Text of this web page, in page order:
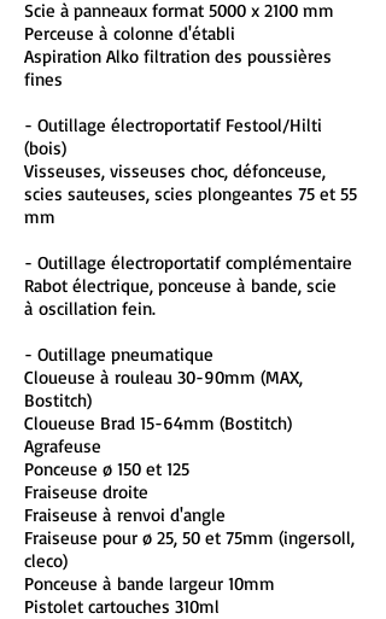
Scie à panneaux format 5000 x 2100 mm
Perceuse à colonne d'établi
Aspiration Alko filtration des poussières
fines
- Outillage électroportatif Festool/Hilti
(bois)
Visseuses, visseuses choc, défonceuse,
scies sauteuses, scies plongeantes 75 et 55
mm
- Outillage électroportatif complémentaire
Rabot électrique, ponceuse à bande, scie
à oscillation fein.
- Outillage pneumatique
Cloueuse à rouleau 30-90mm (MAX,
Bostitch)
Cloueuse Brad 15-64mm (Bostitch)
Agrafeuse
Ponceuse ø 150 et 125
Fraiseuse droite
Fraiseuse à renvoi d'angle
Fraiseuse pour ø 25, 50 et 75mm (ingersoll,
cleco)
Ponceuse à bande largeur 10mm
Pistolet cartouches 310ml